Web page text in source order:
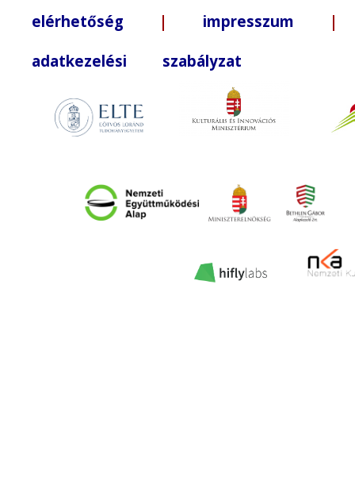
elérhetőség | impresszum |
adatkezelési szabályzat